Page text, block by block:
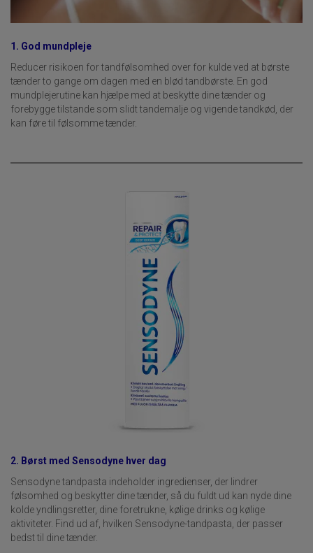
1. God mundpleje
Reducer risikoen for tandfølsomhed over for kulde ved at børste
tænder to gange om dagen med en blød tandbørste. En god
mundplejerutine kan hjælpe med at beskytte dine tænder og
forebygge tilstande som slidt tandemalje og vigende tandkød, der
kan føre til følsomme tænder.
2. Børst med Sensodyne hver dag
Sensodyne tandpasta indeholder ingredienser, der lindrer
følsomhed og beskytter dine tænder, så du fuldt ud kan nyde dine
kolde yndlingsretter, dine foretrukne, kølige drinks og kølige
aktiviteter. Find ud af, hvilken Sensodyne-tandpasta, der passer
bedst til dine tænder.